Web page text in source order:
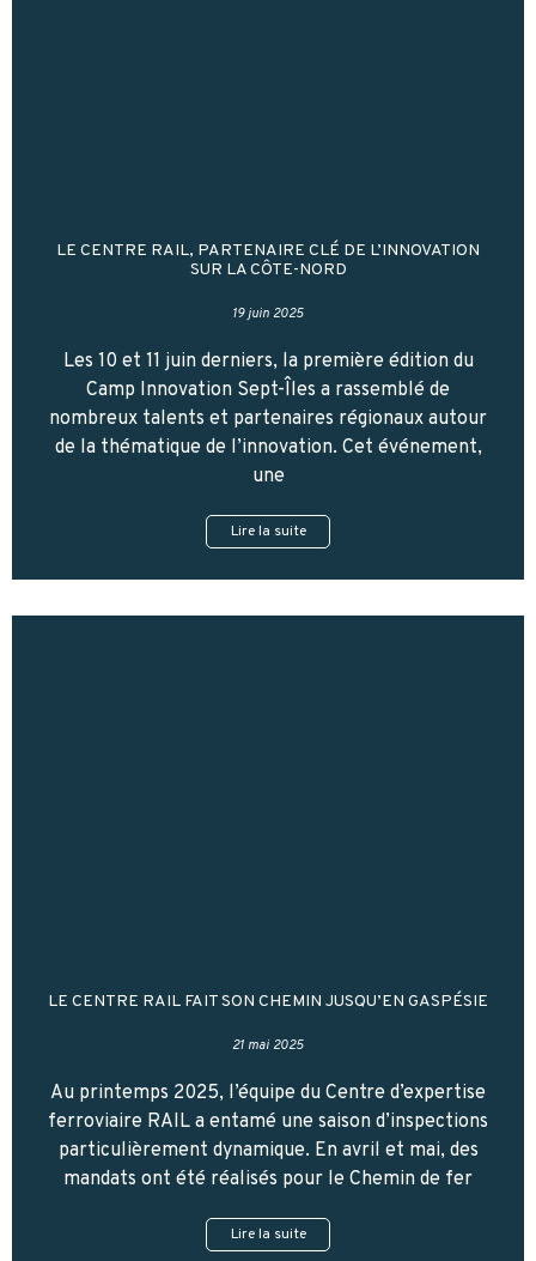
LE CENTRE RAIL, PARTENAIRE CLÉ DE L’INNOVATION
SUR LA CÔTE-NORD
19 juin 2025
Les 10 et 11 juin derniers, la première édition du
Camp Innovation Sept-Îles a rassemblé de
nombreux talents et partenaires régionaux autour
de la thématique de l’innovation. Cet événement,
une
Lire la suite
LE CENTRE RAIL FAIT SON CHEMIN JUSQU’EN GASPÉSIE
21 mai 2025
Au printemps 2025, l’équipe du Centre d’expertise
ferroviaire RAIL a entamé une saison d’inspections
particulièrement dynamique. En avril et mai, des
mandats ont été réalisés pour le Chemin de fer
Lire la suite